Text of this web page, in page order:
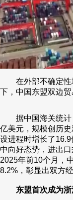
在外部不确定性
下，中国东盟双边贸
据中国海关统计
亿美元，规模创历
设进程时增长了
中向好态势，进出
2025年前10个月，
8.2%，彰显出双方
东盟首次成为